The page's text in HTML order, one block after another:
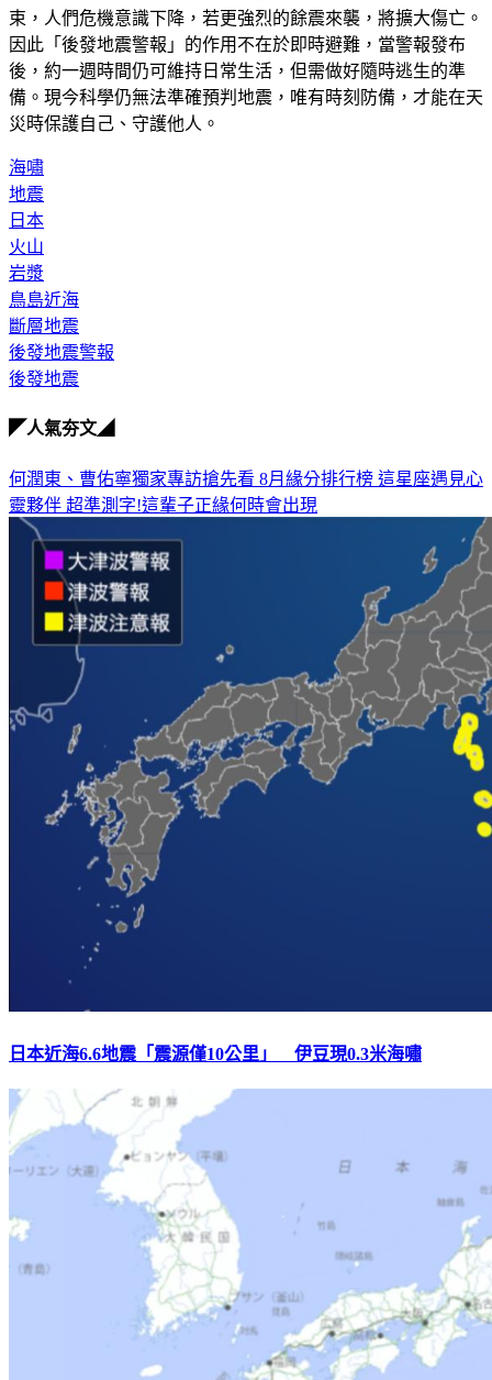
束，人們危機意識下降，若更強烈的餘震來襲，將擴大傷亡。
因此「後發地震警報」的作用不在於即時避難，當警報發布
後，約一週時間仍可維持日常生活，但需做好隨時逃生的準
備。現今科學仍無法準確預判地震，唯有時刻防備，才能在天
災時保護自己、守護他人。
海嘯
地震
日本
火山
岩漿
鳥島近海
斷層地震
後發地震警報
後發地震
◤人氣夯文◢
何潤東、曹佑寧獨家專訪搶先看 8月緣分排行榜 這星座遇見心
靈夥伴 超準測字!這輩子正緣何時會出現
日本近海6.6地震「震源僅10公里」 伊豆現0.3米海嘯